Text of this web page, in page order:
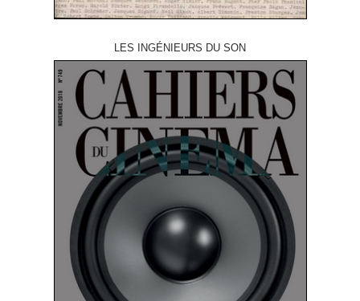
LES INGÉNIEURS DU SON